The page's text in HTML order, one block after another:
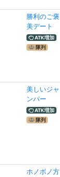
勝利のご褒
美デート
ATK増加
隊列
美しいジャ
ンパー
ATK増加
隊列
ホノボノ方